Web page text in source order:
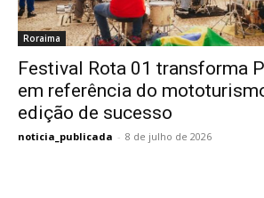
Roraima
Festival Rota 01 transforma
em referência do
edição de sucesso
noticia_publicada - 8 de julho de 2026